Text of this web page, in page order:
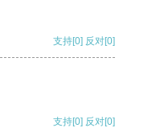
支持[0] 反对[0]
支持[0] 反对[0]